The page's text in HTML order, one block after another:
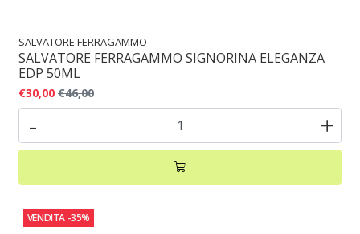
SALVATORE FERRAGAMMO
SALVATORE FERRAGAMMO SIGNORINA ELEGANZA
EDP 50ML
€30,00 €46,00
- +
VENDITA -35%